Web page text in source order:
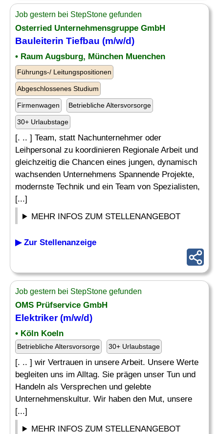
Job gestern bei StepStone gefunden
Osterried Unternehmensgruppe GmbH
Bauleiterin Tiefbau (m/w/d)
• Raum Augsburg, München Muenchen
Führungs-/ Leitungspositionen
Abgeschlossenes Studium
Firmenwagen Betriebliche Altersvorsorge
30+ Urlaubstage
[. .. ] Team, statt Nachunternehmer oder
Leihpersonal zu koordinieren Regionale Arbeit und
gleichzeitig die Chancen eines jungen, dynamisch
wachsenden Unternehmens Spannende Projekte,
modernste Technik und ein Team von Spezialisten,
[...]
MEHR INFOS ZUM STELLENANGEBOT
▶ Zur Stellenanzeige
Job gestern bei StepStone gefunden
OMS Prüfservice GmbH
Elektriker (m/w/d)
• Köln Koeln
Betriebliche Altersvorsorge 30+ Urlaubstage
[. .. ] wir Vertrauen in unsere Arbeit. Unsere Werte
begleiten uns im Alltag. Sie prägen unser Tun und
Handeln als Versprechen und gelebte
Unternehmenskultur. Wir haben den Mut, unsere
[...]
MEHR INFOS ZUM STELLENANGEBOT